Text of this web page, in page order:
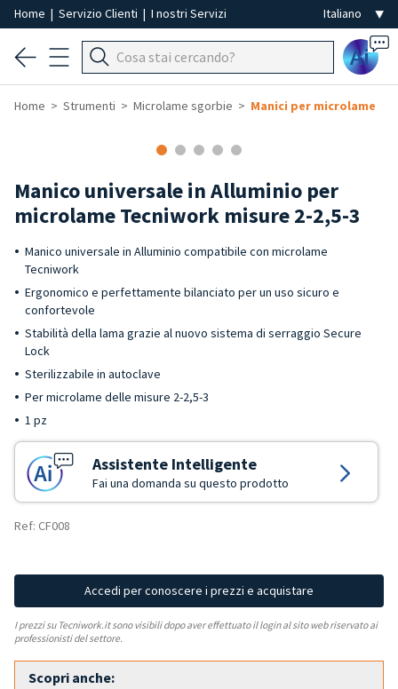
Home | Servizio Clienti | I nostri Servizi
Ai
Home Strumenti Microlame sgorbie Manici per microlame
Manico universale in Alluminio per
microlame Tecniwork misure 2-2,5-3
Manico universale in Alluminio compatibile con microlame
Tecniwork
Ergonomico e perfettamente bilanciato per un uso sicuro e
confortevole
Stabilità della lama grazie al nuovo sistema di serraggio Secure
Lock
Sterilizzabile in autoclave
Per microlame delle misure 2-2,5-3
1 pz
Assistente Intelligente
Fai una domanda su questo prodotto
Ref: CF008
Accedi per conoscere i prezzi e acquistare
I prezzi su Tecniwork.it sono visibili dopo aver effettuato il login al sito web riservato ai
professionisti del settore.
Scopri anche: